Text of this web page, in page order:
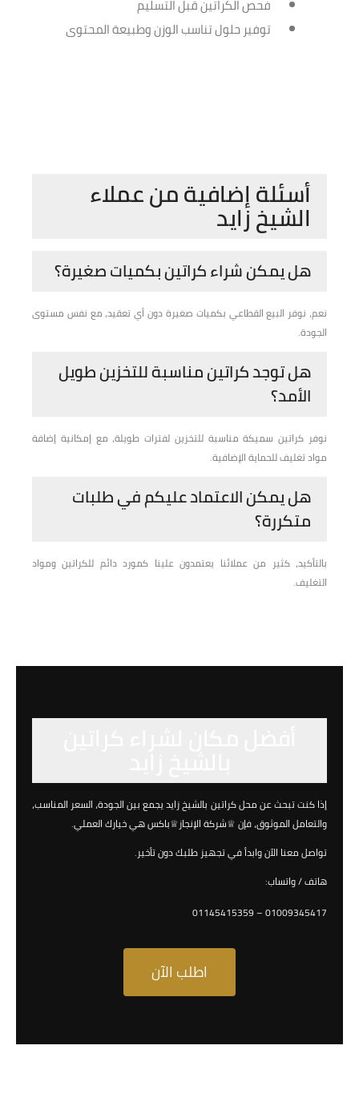
فحص الكراتين قبل التسليم
توفير حلول تناسب الوزن وطبيعة المحتوى
أسئلة إضافية من عملاء
الشيخ زايد
هل يمكن شراء كراتين بكميات صغيرة؟
نعم، نوفر البيع القطاعي بكميات صغيرة دون أي تعقيد، مع نفس مستوى
الجودة.
هل توجد كراتين مناسبة للتخزين طويل
الأمد؟
نوفر كراتين سميكة مناسبة للتخزين لفترات طويلة، مع إمكانية إضافة
مواد تغليف للحماية الإضافية.
هل يمكن الاعتماد عليكم في طلبات
متكررة؟
بالتأكيد، كثير من عملائنا يعتمدون علينا كمورد دائم للكراتين ومواد
التغليف.
إذا كنت تبحث عن محل كراتين بالشيخ زايد يجمع بين الجودة، السعر المناسب،
والتعامل الموثوق، فإن ♕شركة الإنجاز♕باكس هي خيارك العملي.
تواصل معنا الآن وابدأ في تجهيز طلبك دون تأخير.
هاتف / واتساب:
01009345417 – 01145415359
اطلب الآن